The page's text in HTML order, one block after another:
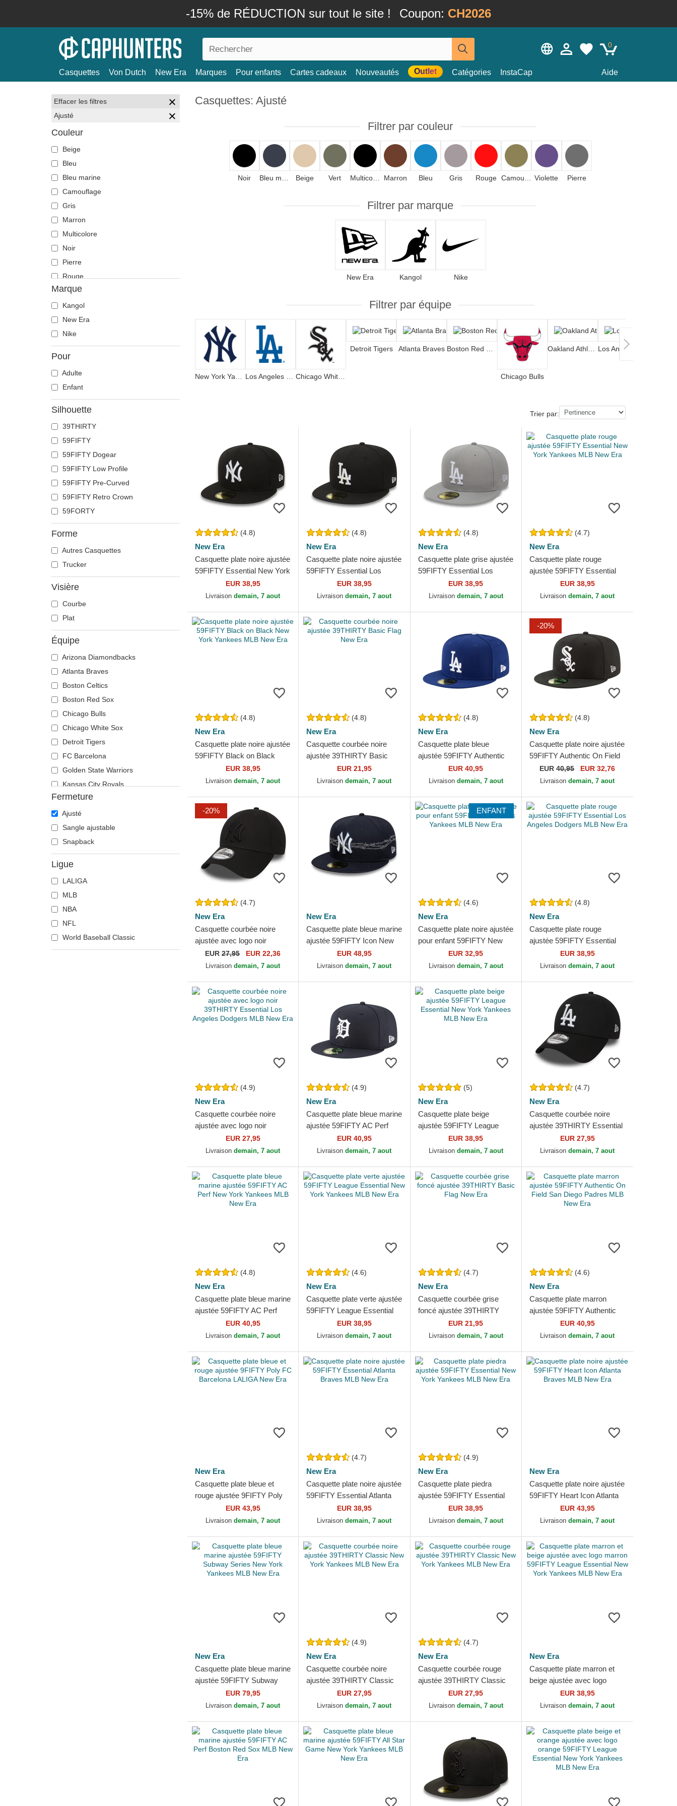
-15% de RÉDUCTION sur tout le site ! Coupon: CH2026
0
Casquettes Von Dutch New Era Marques Pour enfants Cartes cadeaux Nouveautés Outlet Catégories InstaCap Aide
Effacer les filtres
Ajusté
Couleur
Beige
Bleu
Bleu marine
Camouflage
Gris
Marron
Multicolore
Noir
Pierre
Rouge
Vert
Violette
Marque
Kangol
New Era
Nike
Pour
Adulte
Enfant
Silhouette
39THIRTY
59FIFTY
59FIFTY Dogear
59FIFTY Low Profile
59FIFTY Pre-Curved
59FIFTY Retro Crown
59FORTY
Forme
Autres Casquettes
Trucker
Visière
Courbe
Plat
Équipe
Arizona Diamondbacks
Atlanta Braves
Boston Celtics
Boston Red Sox
Chicago Bulls
Chicago White Sox
Detroit Tigers
FC Barcelona
Golden State Warriors
Kansas City Royals
Las Vegas Raiders
Los Angeles Angels
Los Angeles Dodgers
Los Angeles Lakers
Memphis Grizzlies
Miami Heat
Miami Marlins
Milwaukee Brewers
New York Mets
New York Yankees
Oakland Athletics
Fermeture
Ajusté
Sangle ajustable
Snapback
Ligue
LALIGA
MLB
NBA
NFL
World Baseball Classic
Casquettes: Ajusté
Filtrer par couleur
Noir Beige Vert Multicolore Marron Bleu Gris Rouge Violette Pierre
Filtrer par marque
New Era Kangol Nike
Filtrer par équipe
Detroit Tigers Atlanta Braves Boston Red Sox
Chicago Bulls
Oakland Athletics
Trier par:
(4.8)
New Era
Casquette plate noire ajustée
59FIFTY Essential New York
Yankees MLB New Era
EUR 38,95
Livraisondemain, 7 aout
(4.8)
New Era
Casquette plate noire ajustée
59FIFTY Essential Los
Angeles Dodgers MLB New
Era
EUR 38,95
Livraisondemain, 7 aout
(4.8)
New Era
Casquette plate grise ajustée
59FIFTY Essential Los
Angeles Dodgers MLB New
Era
EUR 38,95
Livraison demain, 7 aout
(4.7)
New Era
Casquette plate rouge
ajustée 59FIFTY Essential
New York Yankees MLB
New Era
EUR 38,95
Livraisondemain, 7 aout
(4.8)
New Era
Casquette plate noire ajustée
59FIFTY Black on Black
New York Yankees MLB
New Era
EUR 38,95
Livraisondemain, 7 aout
(4.8)
New Era
Casquette courbée noire
ajustée 39THIRTY Basic
Flag New EraEUR 21,95
Livraisondemain, 7 aout
(4.8)
New Era
Casquette plate bleue
ajustée 59FIFTY Authentic
On Field Game Los Angeles
Dodgers MLB New Era
EUR 40,95
Livraison demain, 7 aout
-20%
(4.8)
New Era
Casquette plate noire ajustée
59FIFTY Authentic On Field
Game Chicago White Sox
MLB New Era
EUR40,95 EUR 32,76
Livraisondemain, 7 aout
-20%
(4.7)
New Era
Casquette courbée noire
ajustée avec logo noir
39THIRTY Classic New
York Yankees MLB New Era
EUR27,95 EUR 22,36
Livraisondemain, 7 aout
New Era
Casquette plate bleue marine
ajustée 59FIFTY Icon New
York Yankees MLB New Era
EUR 48,95
Livraisondemain, 7 aout
ENFANT
(4.6)
New Era
Casquette plate noire ajustée
pour enfant 59FIFTY New
York Yankees MLB New Era
EUR 32,95
Livraison demain, 7 aout
(4.8)
New Era
Casquette plate rouge
ajustée 59FIFTY Essential
Los Angeles Dodgers MLB
New Era
EUR 38,95
Livraisondemain, 7 aout
(4.9)
New Era
Casquette courbée noire
ajustée avec logo noir
39THIRTY Essential Los
Angeles Dodgers MLB New
EUR 27,95
Livraisondemain, 7 aout
(4.9)
New Era
Casquette plate bleue marine
ajustée 59FIFTY AC Perf
Detroit Tigers MLB New Era
EUR 40,95
Livraisondemain, 7 aout
(5)
New Era
Casquette plate beige
ajustée 59FIFTY League
Essential New York Yankees
MLB New Era
EUR 38,95
Livraison demain, 7 aout
(4.7)
New Era
Casquette courbée noire
ajustée 39THIRTY Essential
Los Angeles Dodgers MLB
New Era
EUR 27,95
Livraisondemain, 7 aout
(4.8)
New Era
Casquette plate bleue marine
ajustée 59FIFTY AC Perf
New York Yankees MLB
New Era
EUR 40,95
Livraisondemain, 7 aout
(4.6)
New Era
Casquette plate verte ajustée
59FIFTY League Essential
New York Yankees MLB
New Era
EUR 38,95
Livraisondemain, 7 aout
(4.7)
New Era
Casquette courbée grise
foncé ajustée 39THIRTY
Basic Flag New Era
EUR 21,95
Livraison demain, 7 aout
(4.6)
New Era
Casquette plate marron
ajustée 59FIFTY Authentic
On Field San Diego Padres
MLB New Era
EUR 40,95
Livraisondemain, 7 aout
New Era
Casquette plate bleue et
rouge ajustée 9FIFTY Poly
FC Barcelona LALIGA New
Era
EUR 43,95
Livraisondemain, 7 aout
(4.7)
New Era
Casquette plate noire ajustée
59FIFTY Essential Atlanta
Braves MLB New Era
EUR 38,95
Livraisondemain, 7 aout
(4.9)
New Era
Casquette plate piedra
ajustée 59FIFTY Essential
New York Yankees MLB
New Era
EUR 38,95
Livraison demain, 7 aout
New Era
Casquette plate noire ajustée
59FIFTY Heart Icon Atlanta
Braves MLB New Era
EUR 43,95
Livraisondemain, 7 aout
New Era
Casquette plate bleue marine
ajustée 59FIFTY Subway
Series New York Yankees
MLB New Era
EUR 79,95
Livraisondemain, 7 aout
(4.9)
New Era
Casquette courbée noire
ajustée 39THIRTY Classic
New York Yankees MLB
New Era
EUR 27,95
Livraisondemain, 7 aout
(4.7)
New Era
Casquette courbée rouge
ajustée 39THIRTY Classic
New York Yankees MLB
New Era
EUR 27,95
Livraison demain, 7 aout
New Era
Casquette plate marron et
beige ajustée avec logo
marron 59FIFTY League
Essential New York...
EUR 38,95
Livraisondemain, 7 aout